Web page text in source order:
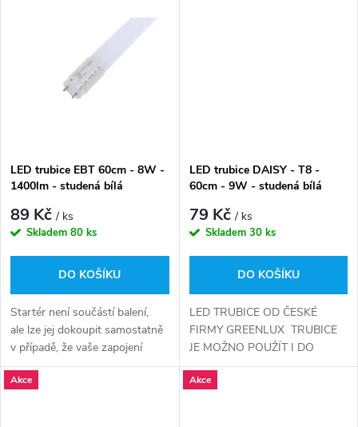
jakékoliv pracoviště, díky
LED trubice EBT 60cm - 8W -
1400lm - studená bílá
89 Kč/ ks
Skladem 80 ks
DO KOŠÍKU
Startér není součástí balení,
ale lze jej dokoupit samostatně
v případě, že vaše zapojení
vyžaduje jeho použití. Podrobné
informace o možnostech
LED trubice DAISY - T8 -
60cm - 9W - studená bílá
79 Kč/ ks
Skladem 30 ks
DO KOŠÍKU
LED TRUBICE OD ČESKÉ
FIRMY GREENLUX TRUBICE
JE MOŽNO POUŽÍT I DO
KLASICKÝCH TĚLES S
MAGNETICKÝM
Akce Akce